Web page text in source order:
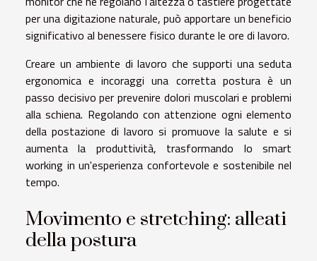
per una digitazione naturale, può apportare un beneficio
significativo al benessere fisico durante le ore di lavoro.
Creare un ambiente di lavoro che supporti una seduta
ergonomica e incoraggi una corretta postura è un
passo decisivo per prevenire dolori muscolari e problemi
alla schiena. Regolando con attenzione ogni elemento
della postazione di lavoro si promuove la salute e si
aumenta la produttività, trasformando lo smart
working in un'esperienza confortevole e sostenibile nel
tempo.
Movimento e stretching: alleati
della postura